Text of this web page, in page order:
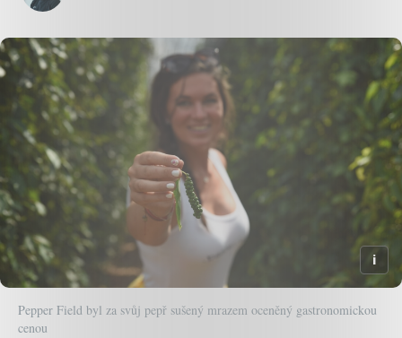
Pepper Field byl za svůj pepř sušený mrazem oceněný gastronomickou
cenou